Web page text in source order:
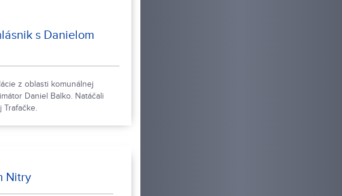
s Danielom
z oblasti komunálnej
Daniel Balko. Natáčali
Trafačke.
Nitry